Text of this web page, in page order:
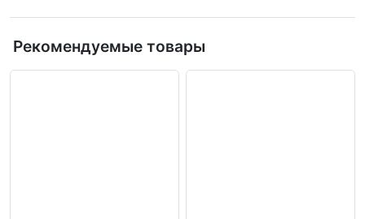
Рекомендуемые товары